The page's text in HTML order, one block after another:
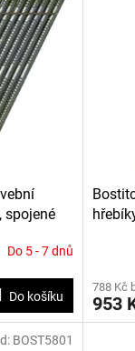
spojené
Do 5 - 7 dnů
Do košíku
788 Kč
953
BOST5801